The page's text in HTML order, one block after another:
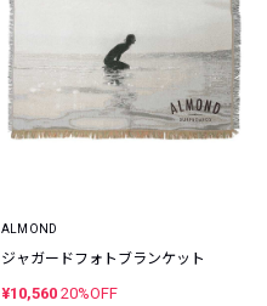
ALMOND
ジャガードフォトブランケット
¥10,560 20%OFF